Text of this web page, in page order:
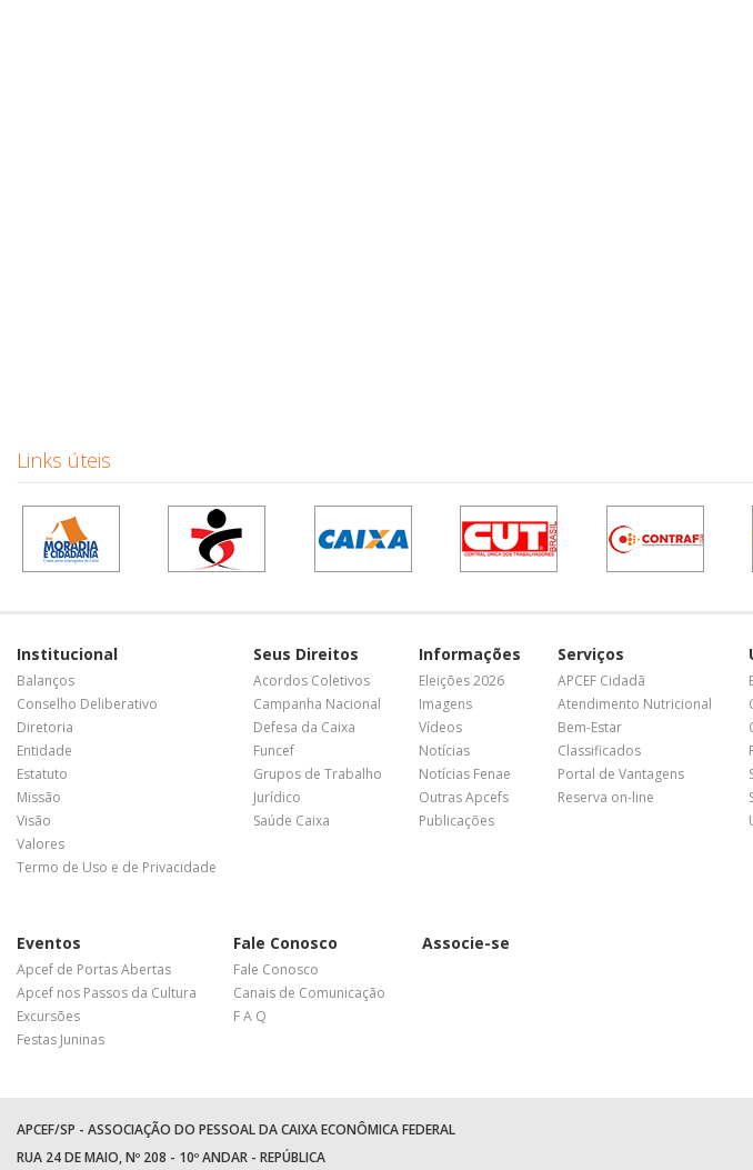
Links úteis
Institucional
Balanços
Conselho Deliberativo
Diretoria
Entidade
Estatuto
Missão
Visão
Valores
Termo de Uso e de Privacidade
Seus Direitos
Acordos Coletivos
Campanha Nacional
Defesa da Caixa
Funcef
Grupos de Trabalho
Jurídico
Saúde Caixa
Informações
Eleições 2026
Imagens
Vídeos
Notícias
Notícias Fenae
Outras Apcefs
Publicações
Serviços
APCEF Cidadã
Atendimento Nutricional
Bem-Estar
Classificados
Portal de Vantagens
Reserva on-line
Eventos
Apcef de Portas Abertas
Apcef nos Passos da Cultura
Excursões
Festas Juninas
Fale Conosco
Fale Conosco
Canais de Comunicação
F A Q
Associe-se
APCEF/SP - ASSOCIAÇÃO DO PESSOAL DA CAIXA ECONÔMICA FEDERAL
RUA 24 DE MAIO, Nº 208 - 10º ANDAR - REPÚBLICA